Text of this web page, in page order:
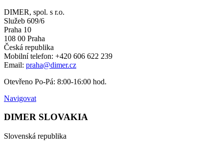
DIMER, spol. s r.o.
Služeb 609/6
Praha 10
108 00 Praha
Česká republika
Mobilní telefon: +420 606 622 239
Email: praha@dimer.cz
Otevřeno Po-Pá: 8:00-16:00 hod.
Navigovat
DIMER SLOVAKIA
Slovenská republika